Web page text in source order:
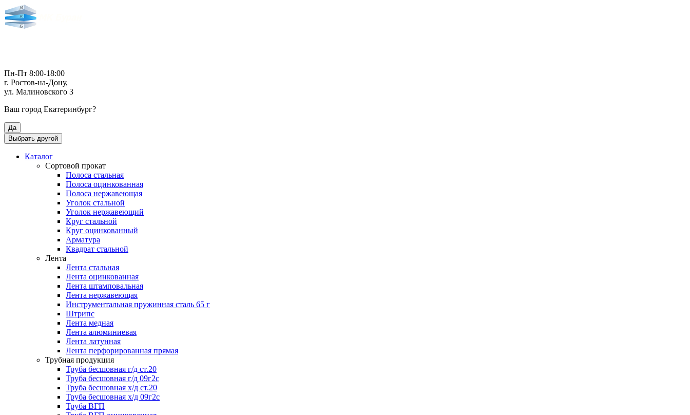
Пн-Пт 8:00-18:00
г. Ростов-на-Дону,
ул. Малиновского 3
Ваш город Екатеринбург?
Да
Выбрать другой
Каталог
Сортовой прокат
Полоса стальная
Полоса оцинкованная
Полоса нержавеющая
Уголок стальной
Уголок нержавеющий
Круг стальной
Круг оцинкованный
Арматура
Квадрат стальной
Лента
Лента стальная
Лента оцинкованная
Лента штамповальная
Лента нержавеющая
Инструментальная пружинная сталь 65 г
Штрипс
Лента медная
Лента алюминиевая
Лента латунная
Лента перфорированная прямая
Трубная продукция
Труба бесшовная г/д ст.20
Труба бесшовная г/д 09г2с
Труба бесшовная х/д ст.20
Труба бесшовная х/д 09г2с
Труба ВГП